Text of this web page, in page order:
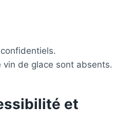
de glace sont absents.
et